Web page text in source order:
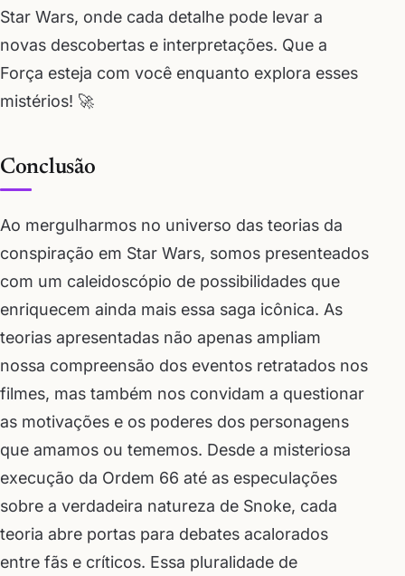
Star Wars, onde cada detalhe pode levar a
novas descobertas e interpretações. Que a
Força esteja com você enquanto explora esses
mistérios! 🚀
Conclusão
Ao mergulharmos no universo das teorias da
conspiração em Star Wars, somos presenteados
com um caleidoscópio de possibilidades que
enriquecem ainda mais essa saga icônica. As
teorias apresentadas não apenas ampliam
nossa compreensão dos eventos retratados nos
filmes, mas também nos convidam a questionar
as motivações e os poderes dos personagens
que amamos ou tememos. Desde a misteriosa
execução da Ordem 66 até as especulações
sobre a verdadeira natureza de Snoke, cada
teoria abre portas para debates acalorados
entre fãs e críticos. Essa pluralidade de